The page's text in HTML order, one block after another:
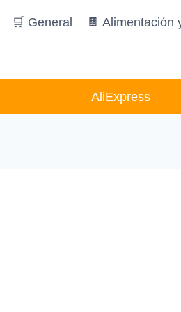
🛒 General 🍫 Alimentación
AliExpress